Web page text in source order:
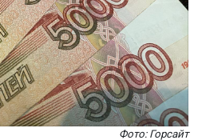
Фото: Горсайт